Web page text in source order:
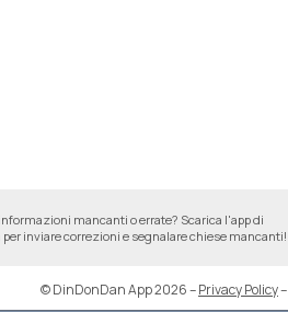
mancanti o errate? Scarica l'app di
per inviare correzioni e segnalare chiese mancanti!
© DinDonDan App 2026–Privacy Policy–